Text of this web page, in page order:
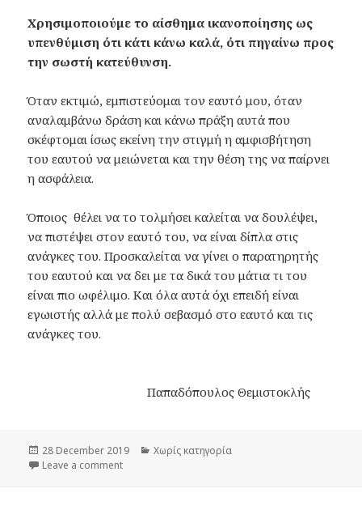
Χρησιμοποιούμε το αίσθημα ικανοποίησης ως
υπενθύμιση ότι κάτι κάνω καλά, ότι πηγαίνω προς
την σωστή κατεύθυνση.
Όταν εκτιμώ, εμπιστεύομαι τον εαυτό μου, όταν
αναλαμβάνω δράση και κάνω πράξη αυτά που
σκέφτομαι ίσως εκείνη την στιγμή η αμφισβήτηση
του εαυτού να μειώνεται και την θέση της να παίρνει
η ασφάλεια.
Όποιος θέλει να το τολμήσει καλείται να δουλέψει,
να πιστέψει στον εαυτό του, να είναι δίπλα στις
ανάγκες του. Προσκαλείται να γίνει ο παρατηρητής
του εαυτού και να δει με τα δικά του μάτια τι του
είναι πιο ωφέλιμο. Και όλα αυτά όχι επειδή είναι
εγωιστής αλλά με πολύ σεβασμό στο εαυτό και τις
ανάγκες του.
Παπαδόπουλος Θεμιστοκλής
Posted
on
28 December 2019 Categories
Χωρίς κατηγορία
Leave a comment